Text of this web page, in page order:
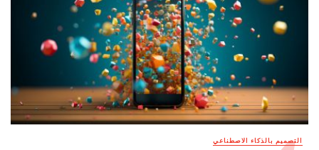
التصميم بالذكاء الاصطناعي